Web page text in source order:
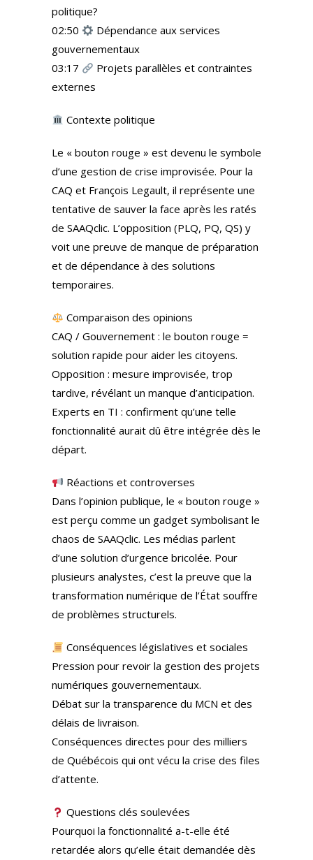
politique?
02:50
Dépendance aux services
gouvernementaux
03:17
Projets parallèles et contraintes
externes
Contexte politique
Le « bouton rouge » est devenu le symbole
d’une gestion de crise improvisée. Pour la
CAQ et François Legault, il représente une
tentative de sauver la face après les ratés
de SAAQclic. L’opposition (PLQ, PQ, QS) y
voit une preuve de manque de préparation
et de dépendance à des solutions
temporaires.
Comparaison des opinions
CAQ / Gouvernement : le bouton rouge =
solution rapide pour aider les citoyens.
Opposition : mesure improvisée, trop
tardive, révélant un manque d’anticipation.
Experts en TI : confirment qu’une telle
fonctionnalité aurait dû être intégrée dès le
départ.
Réactions et controverses
Dans l’opinion publique, le « bouton rouge »
est perçu comme un gadget symbolisant le
chaos de SAAQclic. Les médias parlent
d’une solution d’urgence bricolée. Pour
plusieurs analystes, c’est la preuve que la
transformation numérique de l’État souffre
de problèmes structurels.
Conséquences législatives et sociales
Pression pour revoir la gestion des projets
numériques gouvernementaux.
Débat sur la transparence du MCN et des
délais de livraison.
Conséquences directes pour des milliers
de Québécois qui ont vécu la crise des files
d’attente.
Questions clés soulevées
Pourquoi la fonctionnalité a-t-elle été
retardée alors qu’elle était demandée dès